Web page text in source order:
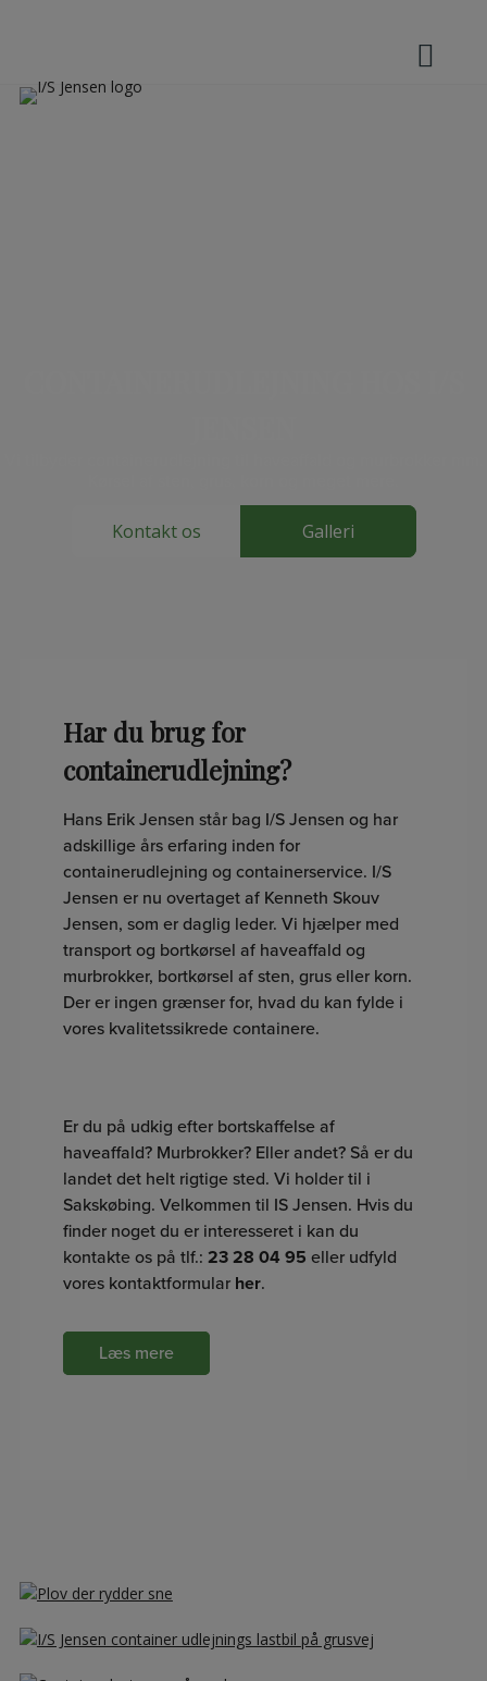
Kontakt os Galleri
Har du brug for
containerudlejning?
Hans Erik Jensen står bag I/S Jensen og har
adskillige års erfaring inden for
containerudlejning og containerservice. I/S
Jensen er nu overtaget af Kenneth Skouv
Jensen, som er daglig leder. Vi hjælper med
transport og bortkørsel af haveaffald og
murbrokker, bortkørsel af sten, gruseller korn.
Der er ingen grænser for, hvad du kan fylde i
vores kvalitetssikrede containere.
Er du på udkig efter bortskaffelse af
haveaffald? Murbrokker? Eller andet? Så er du
landet det helt rigtige sted. Vi holder til i
Sakskøbing. Velkommen til IS Jensen. Hvis du
finder noget du er interesseret i kan du
kontakte os på tlf.: 23 28 04 95 eller udfyld
vores kontaktformular her.
Læs mere